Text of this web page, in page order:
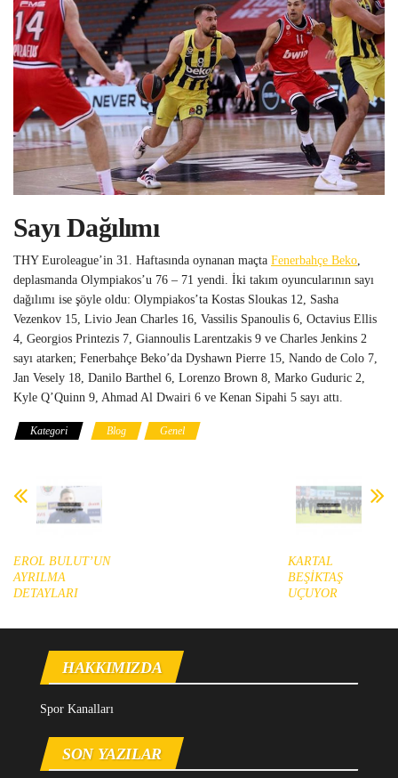
Sayı Dağılımı
THY Euroleague’in 31. Haftasında oynanan maçta Fenerbahçe Beko,
deplasmanda Olympiakos’u 76 – 71 yendi. İki takım oyuncularının sayı
dağılımı ise şöyle oldu: Olympiakos’ta Kostas Sloukas 12, Sasha
Vezenkov 15, Livio Jean Charles 16, Vassilis Spanoulis 6, Octavius Ellis
4, Georgios Printezis 7, Giannoulis Larentzakis 9 ve Charles Jenkins 2
sayı atarken; Fenerbahçe Beko’da Dyshawn Pierre 15, Nando de Colo 7,
Jan Vesely 18, Danilo Barthel 6, Lorenzo Brown 8, Marko Guduric 2,
Kyle Q’Quinn 9, Ahmad Al Dwairi 6 ve Kenan Sipahi 5 sayı attı.
Kategori Blog Genel
EROL BULUT’UN
AYRILMA
DETAYLARI
KARTAL
BEŞİKTAŞ
UÇUYOR
HAKKIMIZDA
Spor Kanalları
SON YAZILAR